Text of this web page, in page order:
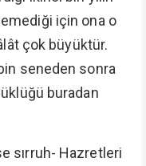
için ona o
çok büyüktür.
seneden sonra
buradan
sırruh- Hazretleri